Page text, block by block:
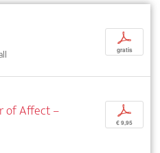
p
gratis
of Affect –
p
€ 9,95